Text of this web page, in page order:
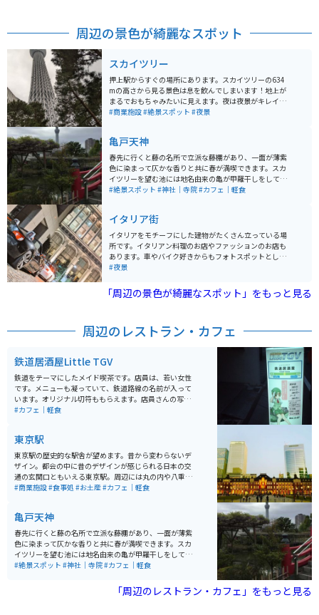
周辺の景色が綺麗なスポット
スカイツリー
押上駅からすぐの場所にあります。スカイツリーの634
mの高さから見る景色は息を飲んでしまいます！地上が
まるでおもちゃみたいに見えます。夜は夜景がキレイに
見えますよ。また、スカイツリーの近くにはソラマチが
あり、お子様は大はしゃぎまちがいなしです。ぜひ1度は
行ってみてほしい場所です
#商業施設#絶景スポット #夜景
亀戸天神
春先に行くと藤の名所で立派な藤棚があり、一面が薄紫
色に染まって仄かな香りと共に春が満喫できます。スカ
イツリーを望む池には地名由来の亀が甲羅干しをしてい
て可愛いです。 直ぐ側には老舗和菓子の船橋屋さんがあ
#絶景スポット #神社｜寺院#カフェ｜軽食
イタリア街
イタリアをモチーフにした建物がたくさん立っている場
所です。イタリアン料理のお店やファッションのお店も
あります。車やバイク好きからもフォトスポットとして
人気の場所となっています。オフィスやホテル、住宅も
しょう。
#夜景
「周辺の景色が綺麗なスポット」をもっと見る
周辺のレストラン・カフェ
鉄道居酒屋Little TGV
鉄道をテーマにしたメイド喫茶です。店員は、若い女性
です。メニューも凝っていて、鉄道路線の名前が入って
います。オリジナル切符ももらえます。店員さんの写真
撮影禁止でしたが、店内の風景は撮影可能です。店内に
#カフェ｜軽食
東京駅
東京駅の歴史的な駅舎が望めます。昔から変わらないデ
ザイン。都会の中に昔のデザインが感じられる日本の交
通の玄関口ともいえる東京駅。周辺には丸の内や八重洲
といったオフィス街が形成されている。近年ではKITTE
今回は100年以上東京の象徴として存在している。
#商業施設#食事処 #お土産#カフェ｜軽食
亀戸天神
春先に行くと藤の名所で立派な藤棚があり、一面が薄紫
色に染まって仄かな香りと共に春が満喫できます。スカ
イツリーを望む池には地名由来の亀が甲羅干しをしてい
て可愛いです。 直ぐ側には老舗和菓子の船橋屋さんがあ
#絶景スポット #神社｜寺院#カフェ｜軽食
「周辺のレストラン・カフェ」をもっと見る